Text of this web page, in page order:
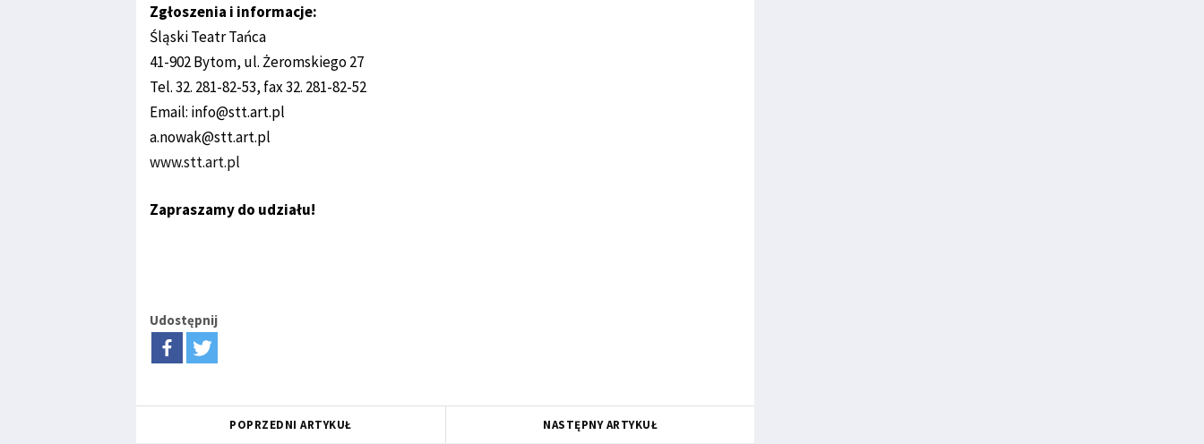
Zgłoszenia i informacje:
Śląski Teatr Tańca
41-902 Bytom, ul. Żeromskiego 27
Tel. 32. 281-82-53, fax 32. 281-82-52
Email: info@stt.art.pl
a.nowak@stt.art.pl
www.stt.art.pl
Zapraszamy do udziału!
Udostępnij
POPRZEDNI ARTYKUŁ NASTĘPNY ARTYKUŁ